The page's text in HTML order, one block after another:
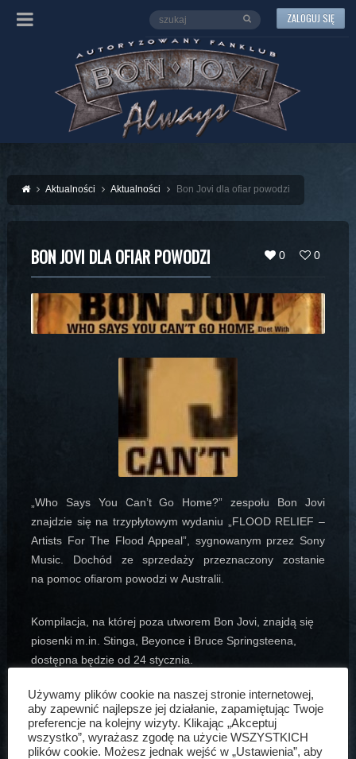
ZALOGUJ SIĘ
Aktualności Aktualności Bon Jovi dla ofiar powodzi
0 0
BON JOVI DLA OFIAR POWODZI
„Who Says You Can’t Go Home?” zespołu Bon Jovi
znajdzie się na trzypłytowym wydaniu „FLOOD RELIEF –
Artists For The Flood Appeal”, sygnowanym przez Sony
Music. Dochód ze sprzedaży przeznaczony zostanie
na pomoc ofiarom powodzi w Australii.
Kompilacja, na której poza utworem Bon Jovi, znajdą się
piosenki m.in. Stinga, Beyonce i Bruce Springsteena,
dostępna będzie od 24 stycznia.
Artur Bogdański 21 sty, 2011 Aktualności
charytatywny
Używamy plików cookie na naszej stronie internetowej,
aby zapewnić najlepsze jej działanie, zapamiętując Twoje
preferencje na kolejny wizyty. Klikając „Akceptuj
wszystko”, wyrażasz zgodę na użycie WSZYSTKICH
plików cookie. Możesz jednak wejść w „Ustawienia”, aby